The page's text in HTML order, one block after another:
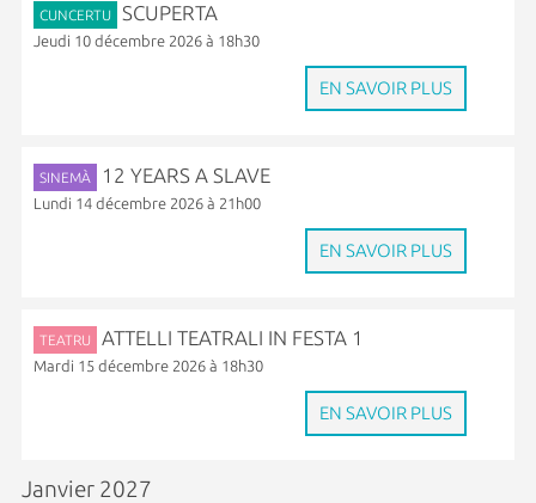
CUNCERTU SCUPERTA
Jeudi 10 décembre 2026 à 18h30
EN SAVOIR PLUS
SINEMÀ 12 YEARS A SLAVE
Lundi 14 décembre 2026 à 21h00
EN SAVOIR PLUS
TEATRU ATTELLI TEATRALI IN FESTA 1
Mardi 15 décembre 2026 à 18h30
EN SAVOIR PLUS
Janvier 2027